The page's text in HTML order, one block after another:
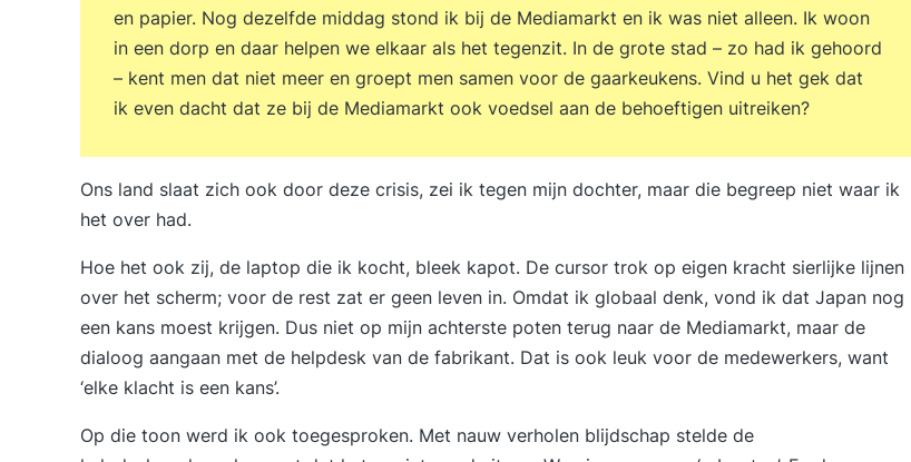
en papier. Nog dezelfde middag stond ik bij de Mediamarkt en ik was niet alleen. Ik woon
in een dorp en daar helpen we elkaar als het tegenzit. In de grote stad – zo had ik gehoord
– kent men dat niet meer en groept men samen voor de gaarkeukens. Vind u het gek dat
ik even dacht dat ze bij de Mediamarkt ook voedsel aan de behoeftigen uitreiken?
Ons land slaat zich ook door deze crisis, zei ik tegen mijn dochter, maar die begreep niet waar ik
het over had.
Hoe het ook zij, de laptop die ik kocht, bleek kapot. De cursor trok op eigen kracht sierlijke lijnen
over het scherm; voor de rest zat er geen leven in. Omdat ik globaal denk, vond ik dat Japan nog
een kans moest krijgen. Dus niet op mijn achterste poten terug naar de Mediamarkt, maar de
dialoog aangaan met de helpdesk van de fabrikant. Dat is ook leuk voor de medewerkers, want
‘elke klacht is een kans’.
Op die toon werd ik ook toegesproken. Met nauw verholen blijdschap stelde de